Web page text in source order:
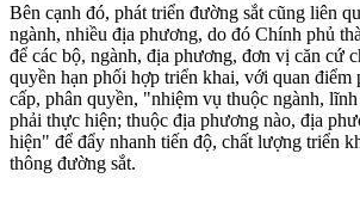
Bên cạnh đó, phát triển đường sắt cũng liên
ngành, nhiều địa phương, do đó Chính phủ
để các bộ, ngành, địa phương, đơn vị căn cứ
quyền hạn phối hợp triển khai, với quan điểm
cấp, phân quyền, "nhiệm vụ thuộc ngành,
phải thực hiện; thu‌ộc đị‌a phương nào, địa
hiện" để đẩy nhanh tiến độ, chất lượng triển
thông đường sắt.